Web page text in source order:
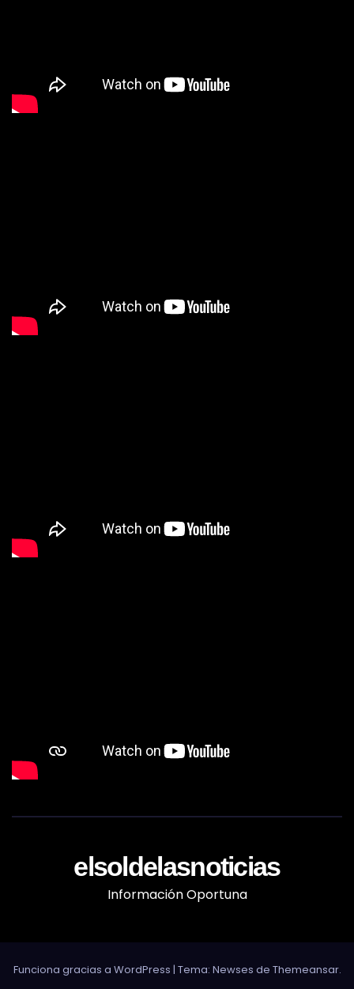
elsoldelasnoticias
Información Oportuna
Funciona gracias a WordPress | Tema: Newses de Themeansar.